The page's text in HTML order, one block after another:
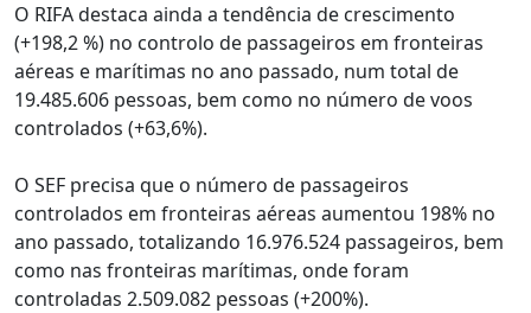
O RIFA destaca ainda a tendência de crescimento
(+198,2 %) no controlo de passageiros em fronteiras
aéreas e marítimas no ano passado, num total de
19.485.606 pessoas, bem como no número de voos
controlados (+63,6%).
O SEF precisa que o número de passageiros
controlados em fronteiras aéreas aumentou 198% no
ano passado, totalizando 16.976.524 passageiros, bem
como nas fronteiras marítimas, onde foram
controladas 2.509.082 pessoas (+200%).